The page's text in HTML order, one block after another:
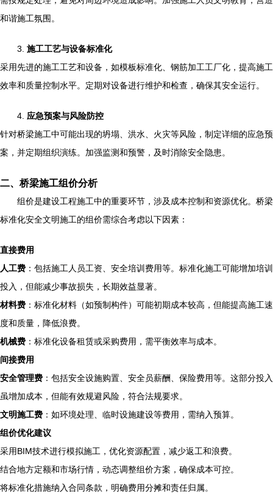
和谐施工氛围。
3. 施工工艺与设备标准化
采用先进的施工工艺和设备，如模板标准化、钢筋加工工厂化，提高施工
效率和质量控制水平。定期对设备进行维护和检查，确保其安全运行。
4. 应急预案与风险防控
针对桥梁施工中可能出现的坍塌、洪水、火灾等风险，制定详细的应急预
案，并定期组织演练。加强监测和预警，及时消除安全隐患。
二、桥梁施工组价分析
组价是建设工程施工中的重要环节，涉及成本控制和资源优化。桥梁
标准化安全文明施工的组价需综合考虑以下因素：
直接费用
人工费 ：包括施工人员工资、安全培训费用等。标准化施工可能增加培训
投入，但能减少事故损失，长期效益显著。
材料费 ：标准化材料（如预制构件）可能初期成本较高，但能提高施工速
度和质量，降低浪费。
机械费 ：标准化设备租赁或采购费用，需平衡效率与成本。
间接费用
安全管理费 ：包括安全设施购置、安全员薪酬、保险费用等。这部分投入
虽增加成本，但能有效规避风险，符合法规要求。
文明施工费 ：如环境处理、临时设施建设等费用，需纳入预算。
组价优化建议
采用BIM技术进行模拟施工，优化资源配置，减少返工和浪费。
结合地方定额和市场行情，动态调整组价方案，确保成本可控。
将标准化措施纳入合同条款，明确费用分摊和责任归属。